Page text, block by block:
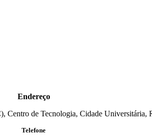
Endereço
Centro de Tecnologia, Cidade Universitária,
Telefone